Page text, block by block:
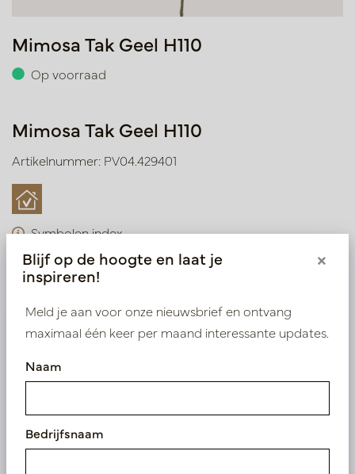
Mimosa Tak Geel H110
Op voorraad
Mimosa Tak Geel H110
Artikelnummer: PV04.429401
Symbolen index
Product specificaties
Wij leveren enkel B2B
Log in als zakelijke klant om direct toegang te
Bestaande klant? Log hier in
Blijf op de hoogte en laat je
inspireren!
×
Meld je aan voor onze nieuwsbrief en ontvang
maximaal één keer per maand interessante updates.
Naam
Bedrijfsnaam